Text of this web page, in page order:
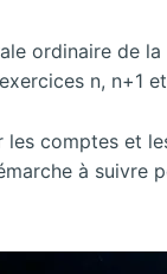
ordinaire de
n, n+1
comptes et
à suivre